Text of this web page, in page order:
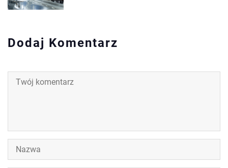
Dodaj Komentarz